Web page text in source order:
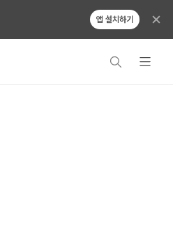
앱 설치하기